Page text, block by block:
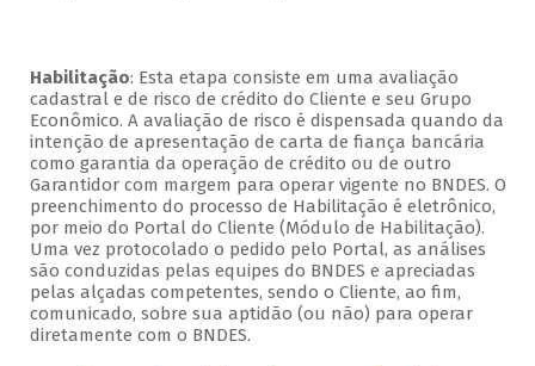
Habilitação: Esta etapa consiste em uma avaliação
cadastral e de risco de crédito do Cliente e seu Grupo
Econômico. A avaliação de risco é dispensada quando da
intenção de apresentação de carta de fiança bancária
como garantia da operação de crédito ou de outro
Garantidor com margem para operar vigente no BNDES. O
preenchimento do processo de Habilitação é eletrônico,
por meio do Portal do Cliente (Módulo de Habilitação).
Uma vez protocolado o pedido pelo Portal, as análises
são conduzidas pelas equipes do BNDES e apreciadas
pelas alçadas competentes, sendo o Cliente, ao fim,
comunicado, sobre sua aptidão (ou não) para operar
diretamente com o BNDES.